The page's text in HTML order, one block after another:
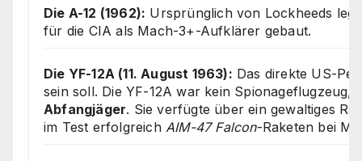
Die A-12 (1962): Ursprünglich von Lockheeds
für die CIA als Mach-3+-Aufklärer gebaut.
Die YF-12A (11. August 1963): Das direkte US-
sein soll. Die YF-12A war kein Spionageflugzeug,
Abfangjäger. Sie verfügte über ein gewaltiges
im Test erfolgreich AIM-47 Falcon-Raketen bei